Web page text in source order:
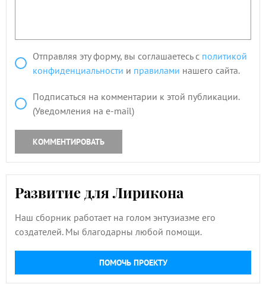
Отправляя эту форму, вы соглашаетесь с политикой
конфиденциальности и правилами нашего сайта.
Подписаться на комментарии к этой публикации.
(Уведомления на e-mail)
КОММЕНТИРОВАТЬ
Развитие для Лирикона
Наш сборник работает на голом энтузиазме его
создателей. Мы благодарны любой помощи.
ПОМОЧЬ ПРОЕКТУ